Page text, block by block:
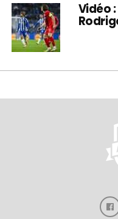
Vidéo